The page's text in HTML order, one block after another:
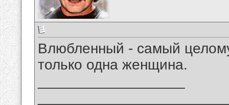
Влюбленный - самый
только одна женщина.